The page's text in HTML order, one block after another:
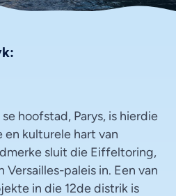
hoofstad, Parys, is hierdie
en kulturele hart van
sluit die Eiffeltoring,
paleis in. Een van
in die 12de distrik is